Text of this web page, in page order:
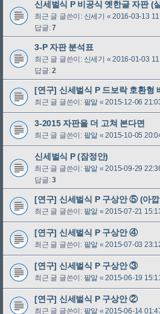
신세벌식 P 비공식 옛한글 자판 (
최근 글 글쓴이: 신세기 «2016-03-13
답글:7
3-P 자판 분석표
최근 글 글쓴이: 신세기 «2016-01-03
답글:2
[연구] 신세벌식 P 드보락 호환형
최근 글 글쓴이: 팥알 «2015-12-06
3-2015 자판을 더 고쳐 본다면
최근 글 글쓴이: 팥알 «2015-10-05
신세벌식 P (잠정안)
최근 글 글쓴이: 팥알 «2015-09-29
답글:3
[연구] 신세벌식 P 구상안 ⑤ (아
최근 글 글쓴이: 팥알 «2015-07-21
[연구] 신세벌식 P 구상안 ④
최근 글 글쓴이: 팥알 «2015-07-03
[연구] 신세벌식 P 구상안 ③
최근 글 글쓴이: 팥알 «2015-06-19
[연구] 신세벌식 P 구상안 ②
최근 글 글쓴이: 팥알 «2015-06-14